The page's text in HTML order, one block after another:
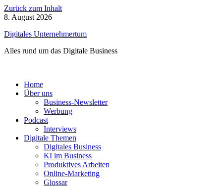
Zurück zum Inhalt
8. August 2026
Digitales Unternehmertum
Alles rund um das Digitale Business
Home
Über uns
Business-Newsletter
Werbung
Podcast
Interviews
Digitale Themen
Digitales Business
KI im Business
Produktives Arbeiten
Online-Marketing
Glossar